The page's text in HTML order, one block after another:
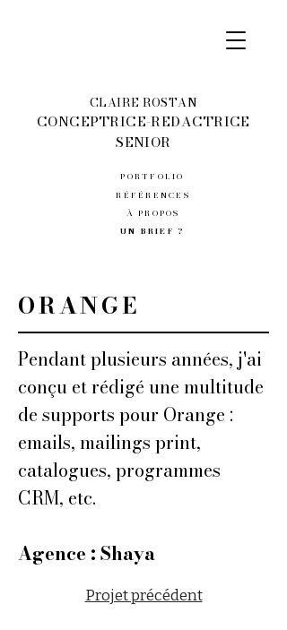
CLAIRE ROSTAN
CONCEPTRICE-REDACTRICE
SENIOR
PORTFOLIO
RÉFÉRENCES
À PROPOS
UN BRIEF ?
ORANGE
Pendant plusieurs années, j'ai
conçu et rédigé une multitude
de supports pour Orange :
emails, mailings print,
catalogues, programmes
CRM, etc.
Agence : Shaya
Projet précédent